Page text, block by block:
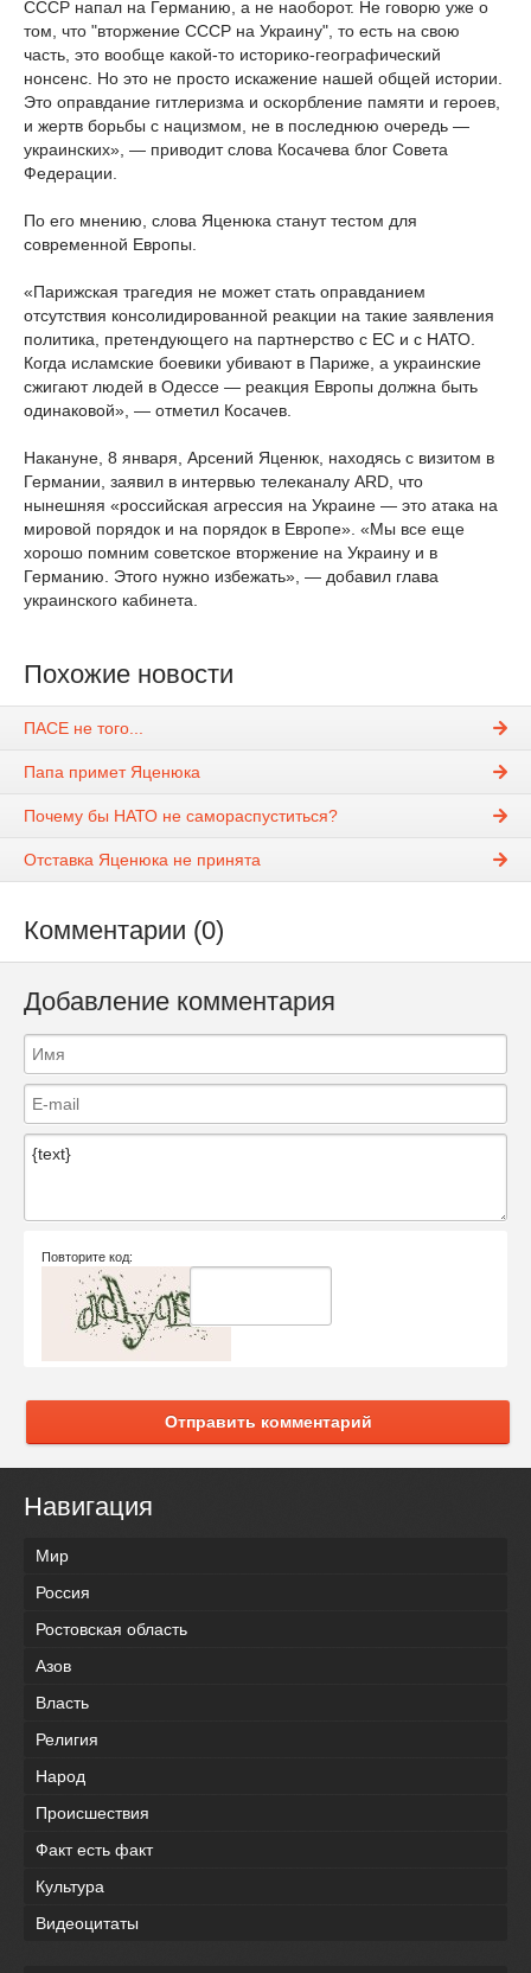
СССР напал на Германию, а не наоборот. Не говорю уже о
том, что "вторжение СССР на Украину", то есть на свою
часть, это вообще какой-то историко-географический
нонсенс. Но это не просто искажение нашей общей истории.
Это оправдание гитлеризма и оскорбление памяти и героев,
и жертв борьбы с нацизмом, не в последнюю очередь —
украинских», — приводит слова Косачева блог Совета
Федерации.
По его мнению, слова Яценюка станут тестом для
современной Европы.
«Парижская трагедия не может стать оправданием
отсутствия консолидированной реакции на такие заявления
политика, претендующего на партнерство с ЕС и с НАТО.
Когда исламские боевики убивают в Париже, а украинские
сжигают людей в Одессе — реакция Европы должна быть
одинаковой», — отметил Косачев.
Накануне, 8 января, Арсений Яценюк, находясь с визитом в
Германии, заявил в интервью телеканалу ARD, что
нынешняя «российская агрессия на Украине — это атака на
мировой порядок и на порядок в Европе». «Мы все еще
хорошо помним советское вторжение на Украину и в
Германию. Этого нужно избежать», — добавил глава
украинского кабинета.
Похожие новости
ПАСЕ не того...
Папа примет Яценюка
Почему бы НАТО не самораспуститься?
Отставка Яценюка не принята
Комментарии (0)
Добавление комментария
Повторите код:
Отправить комментарий
Навигация
Мир
Россия
Ростовская область
Азов
Власть
Религия
Народ
Происшествия
Факт есть факт
Культура
Видеоцитаты